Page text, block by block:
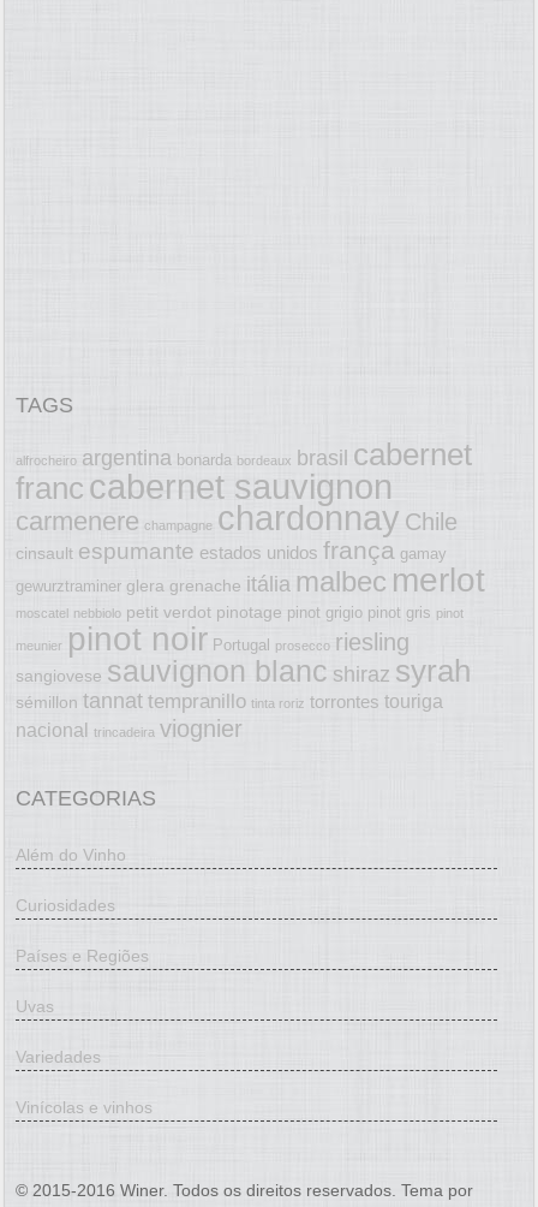
TAGS
alfrocheiro argentina bonarda bordeaux brasil cabernet
franc cabernet sauvignon
carmenere champagne chardonnay Chile
cinsault espumante estados unidos frança gamay
gewurztraminer glera grenache itália malbec merlot
moscatel nebbiolo petit verdot pinotage pinot grigio pinot gris pinot
meunier pinot noir Portugal prosecco riesling
sangiovese sauvignon blanc shiraz syrah
sémillon tannat tempranillo tinta roriz torrontes touriga
nacional trincadeira viognier
CATEGORIAS
Além do Vinho
Curiosidades
Países e Regiões
Uvas
Variedades
Vinícolas e vinhos
© 2015-2016 Winer. Todos os direitos reservados. Tema por